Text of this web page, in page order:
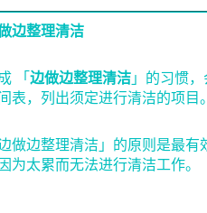
边整理清洁
「 边做边整理清洁 」的习惯
表，列出须定进行清洁的项目。
边做边整理清洁」的原则是最
为太累而无法进行清洁工作。